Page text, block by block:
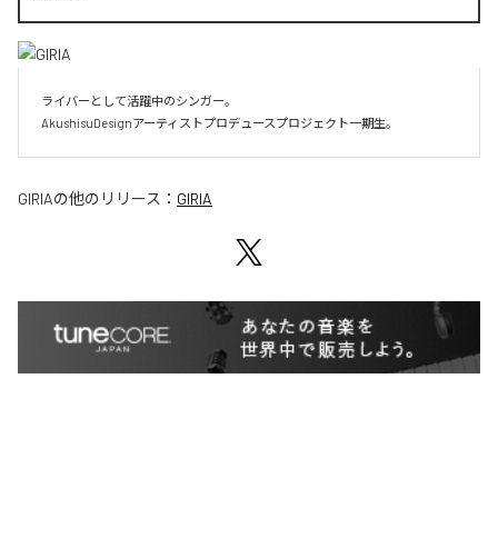
ライバーとして活躍中のシンガー。
AkushisuDesignアーティストプロデュースプロジェクト一期生。
GIRIAの他のリリース： GIRIA